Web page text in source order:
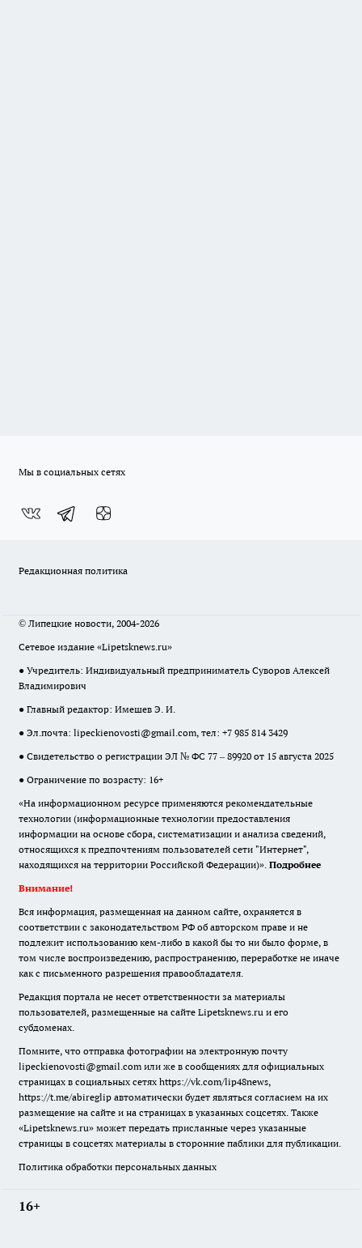
Мы в социальных сетях
Редакционная политика
© Липецкие новости, 2004-2026
Сетевое издание «Lipetsknews.ru»
● Учредитель: Индивидуальный предприниматель Суворов Алексей
Владимирович
● Главный редактор: Имешев Э. И.
● Эл.почта: lipeckienovosti@gmail.com, тел: +7 985 814 3429
● Свидетельство о регистрации ЭЛ № ФС 77 – 89920 от 15 августа 2025
● Ограничение по возрасту: 16+
«На информационном ресурсе применяются рекомендательные
технологии (информационные технологии предоставления
информации на основе сбора, систематизации и анализа сведений,
относящихся к предпочтениям пользователей сети "Интернет",
находящихся на территории Российской Федерации)». Подробнее
Внимание!
Вся информация, размещенная на данном сайте, охраняется в
соответствии с законодательством РФ об авторском праве и не
подлежит использованию кем-либо в какой бы то ни было форме, в
том числе воспроизведению, распространению, переработке не иначе
как с письменного разрешения правообладателя.
Редакция портала не несет ответственности за материалы
пользователей, размещенные на сайте Lipetsknews.ru и его
субдоменах.
Помните, что отправка фотографии на электронную почту
lipeckienovosti@gmail.com или же в сообщениях для официальных
страницах в социальных сетях https://vk.com/lip48news,
https://t.me/abireglip автоматически будет являться согласием на их
размещение на сайте и на страницах в указанных соцсетях. Также
«Lipetsknews.ru» может передать присланные через указанные
страницы в соцсетях материалы в сторонние паблики для публикации.
Политика обработки персональных данных
16+